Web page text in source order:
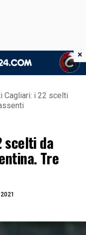
Cagliari: i 22 scelti
scelti da
Tre
×